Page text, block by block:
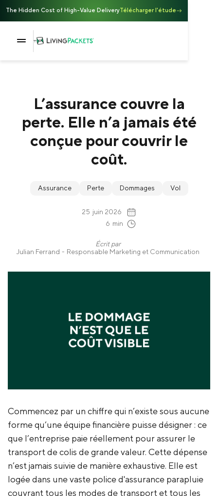
The Hidden Cost of High-Value DeliveryTélécharger l'étude
L’assurance couvre la
perte. Elle n’a jamais été
conçue pour couvrir le
coût.
Assurance Perte Dommages Vol
25 juin 2026
6 min
Écrit par
Julian Ferrand - Responsable Marketing et Communication
Commencez par un chiffre qui n’existe sous aucune
forme qu’une équipe financière puisse désigner : ce
que l’entreprise paie réellement pour assurer le
transport de colis de grande valeur. Cette dépense
n’est jamais suivie de manière exhaustive. Elle est
logée dans une vaste police d'assurance parapluie
couvrant tous les modes de transport et tous les